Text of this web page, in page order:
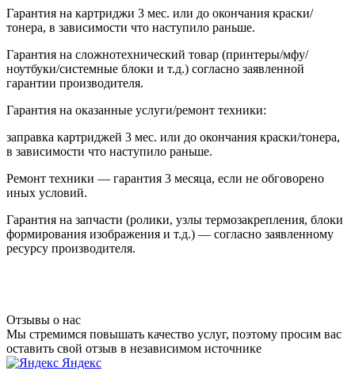
Гарантия на картриджи 3 мес. или до окончания краски/
тонера, в зависимости что наступило раньше.
Гарантия на сложнотехнический товар (принтеры/мфу/
ноутбуки/системные блоки и т.д.) согласно заявленной
гарантии производителя.
Гарантия на оказанные услуги/ремонт техники:
заправка картриджей 3 мес. или до окончания краски/тонера,
в зависимости что наступило раньше.
Ремонт техники — гарантия 3 месяца, если не обговорено
иных условий.
Гарантия на запчасти (ролики, узлы термозакрепления, блоки
формирования изображения и т.д.) — согласно заявленному
ресурсу производителя.
Отзывы о нас
Мы стремимся повышать качество услуг, поэтому просим вас
оставить свой отзыв в независимом источнике
Яндекс